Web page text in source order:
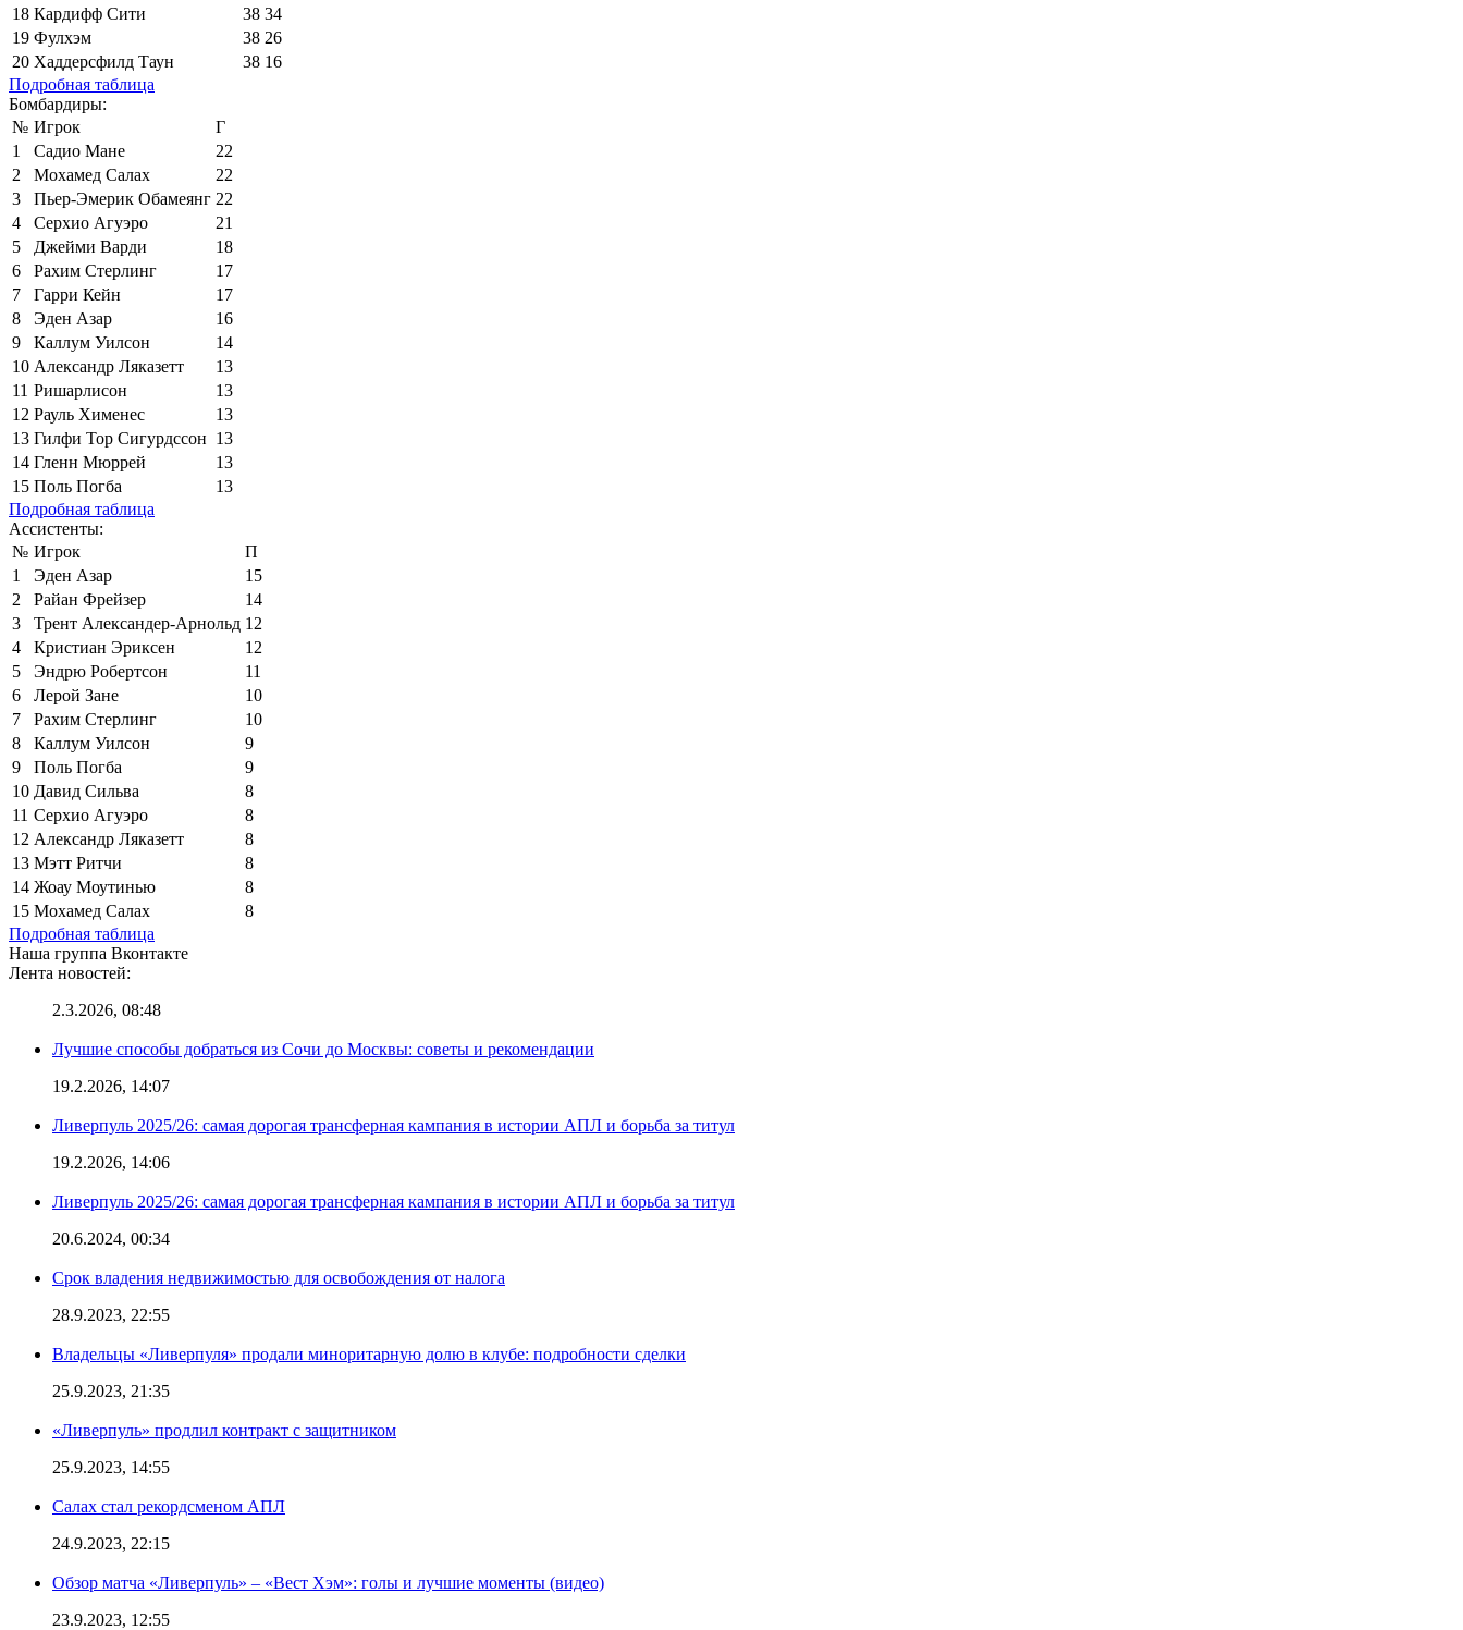
18 Кардифф Сити 38 34
19 Фулхэм 38 26
20 Хаддерсфилд Таун 38 16
Подробная таблица
Бомбардиры:
№ Игрок
Г
1
Садио Мане
22
2
Мохамед Салах
22
3
Пьер-Эмерик Обамеянг 22
4
Серхио Агуэро
21
5
Джейми Варди
18
6
Рахим Стерлинг
17
7
Гарри Кейн
17
8
Эден Азар
16
9
Каллум Уилсон
14
10 Александр Ляказетт
13
11 Ришарлисон
13
12 Рауль Хименес
13
13 Гилфи Тор Сигурдссон 13
14 Гленн Мюррей
13
15 Поль Погба
13
Подробная таблица
Ассистенты:
№ Игрок
П
1
Эден Азар
15
2
Райан Фрейзер
14
3
Трент Александер-Арнольд 12
4
Кристиан Эриксен
12
5
Эндрю Робертсон
11
6
Лерой Зане
10
7
Рахим Стерлинг
10
8
Каллум Уилсон
9
9
Поль Погба
9
10 Давид Сильва
8
11 Серхио Агуэро
8
12 Александр Ляказетт
8
13 Мэтт Ритчи
8
14 Жоау Моутинью
8
15 Мохамед Салах
8
Подробная таблица
Наша группа Вконтакте
Лента новостей:
2.3.2026, 08:48
Лучшие способы добраться из Сочи до Москвы: советы и рекомендации
19.2.2026, 14:07
Ливерпуль 2025/26: самая дорогая трансферная кампания в истории АПЛ и борьба за титул
19.2.2026, 14:06
Ливерпуль 2025/26: самая дорогая трансферная кампания в истории АПЛ и борьба за титул
20.6.2024, 00:34
Срок владения недвижимостью для освобождения от налога
28.9.2023, 22:55
Владельцы «Ливерпуля» продали миноритарную долю в клубе: подробности сделки
25.9.2023, 21:35
«Ливерпуль» продлил контракт с защитником
25.9.2023, 14:55
Салах стал рекордсменом АПЛ
24.9.2023, 22:15
Обзор матча «Ливерпуль» – «Вест Хэм»: голы и лучшие моменты (видео)
23.9.2023, 12:55